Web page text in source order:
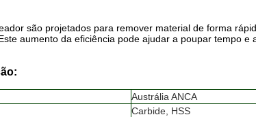
são projetados para remover material de forma
aumento da eficiência pode ajudar a poupar tempo
Austrália ANCA
Carbide, HSS